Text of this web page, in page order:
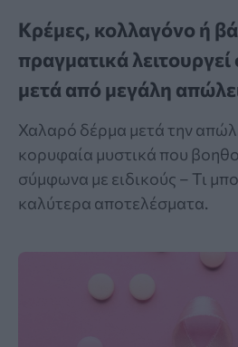
Κρέμες, κολλαγόνο ή
πραγματικά
μετά από μεγάλη
Χαλαρό δέρμα μετά την
κορυφαία μυστικά που
σύμφωνα με ειδικούς – Τι
καλύτερα αποτελέσματα.